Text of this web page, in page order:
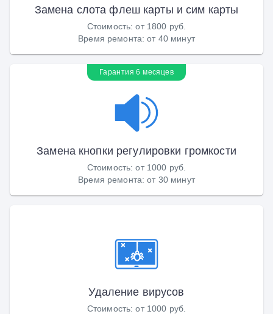
Замена слота флеш карты и сим карты
Стоимость:от 1800 руб.
Время ремонта:от 40 минут
Гарантия 6 месяцев
Замена кнопки регулировки громкости
Стоимость:от 1000 руб.
Время ремонта:от 30 минут
Удаление вирусов
Стоимость:от 1000 руб.